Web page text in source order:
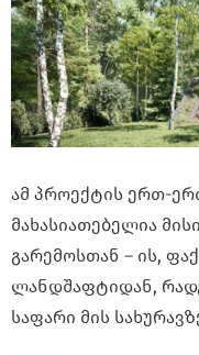
ამ პროექტის ერთ-
მახასიათებელია
გარემოსთან – ის,
ლანდშაფტიდან,
საფარი მის